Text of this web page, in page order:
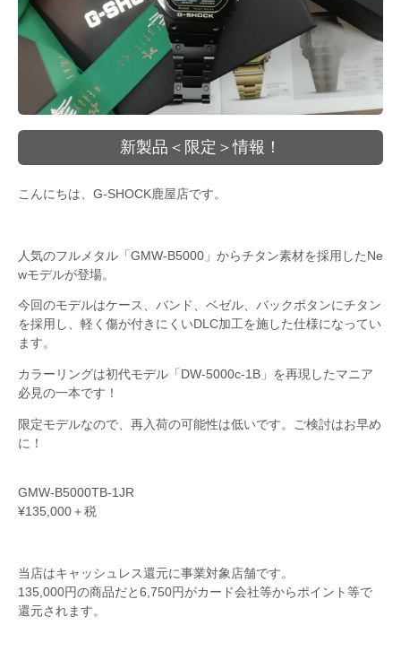
新製品＜限定＞情報！
こんにちは、G-SHOCK鹿屋店です。
人気のフルメタル「GMW-B5000」からチタン素材を採用したNe
wモデルが登場。
今回のモデルはケース、バンド、ベゼル、バックボタンにチタン
を採用し、軽く傷が付きにくいDLC加工を施した仕様になってい
ます。
カラーリングは初代モデル「DW-5000c-1B」を再現したマニア
必見の一本です！
限定モデルなので、再入荷の可能性は低いです。ご検討はお早め
に！
GMW-B5000TB-1JR
¥135,000＋税
当店はキャッシュレス還元に事業対象店舗です。
135,000円の商品だと6,750円がカード会社等からポイント等で
還元されます。